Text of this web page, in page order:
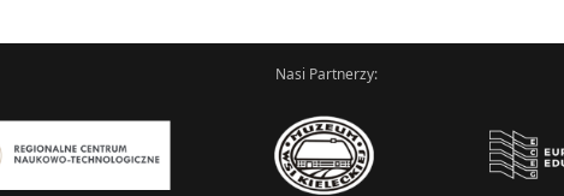
Nasi Partnerzy: